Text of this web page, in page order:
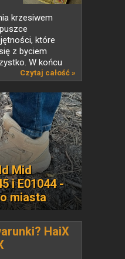
krzesiwem
które
z byciem
W końcu
Czytaj całość »
Mid
i E01044 -
miasta
HaiX